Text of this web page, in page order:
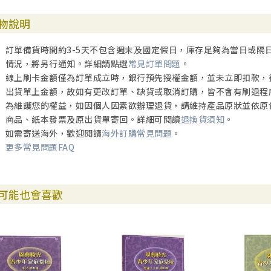
說明
訂單備貨時間約3-5天不包含週末及國定假日，庫存足夠為當日或
情況，將另行通知。詳細請點選常見訂單問題 。
線上刷卡金額僅為訂單成立時，銀行預先授權金額，並未立即扣款
出貨單上金額，故如有更改訂單、缺貨或取消訂購，皆不會有刷退
為維護您的權益，如因個人因素欲辦理退貨，請維持產品原狀並依
商品、紙本發票及原出貨單寄回。詳細可閱讀退換貨須知 。
如需寄送海外，歡迎閱讀海外訂購常見問題 。
更多常見問題FAQ
能也會喜歡